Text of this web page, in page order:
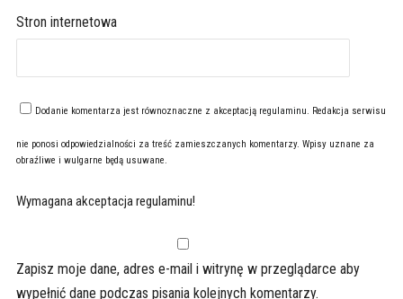
Stron internetowa
Dodanie komentarza jest równoznaczne z akceptacją regulaminu. Redakcja serwisu
nie ponosi odpowiedzialności za treść zamieszczanych komentarzy. Wpisy uznane za
obraźliwe i wulgarne będą usuwane.
Wymagana akceptacja regulaminu!
Zapisz moje dane, adres e-mail i witrynę w przeglądarce aby
wypełnić dane podczas pisania kolejnych komentarzy.